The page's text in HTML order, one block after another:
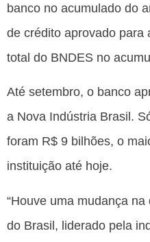
banco no acumulado do
de crédito aprovado para
total do BNDES no
Até setembro, o banco
a Nova Indústria Brasil.
foram R$ 9 bilhões, o
instituição até hoje.
“Houve uma mudança
do Brasil, liderado pela